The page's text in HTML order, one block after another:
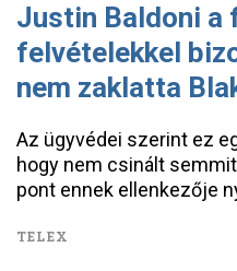
Justin Baldoni a
felvételekkel
nem zaklatta
Az ügyvédei szerint ez
hogy nem csinált
pont ennek ellenkezője
TELEX